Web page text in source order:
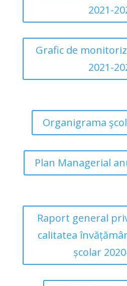
2021-
Grafic de
2021-
Organigrama
Plan Managerial
Raport general
calitatea
școlar